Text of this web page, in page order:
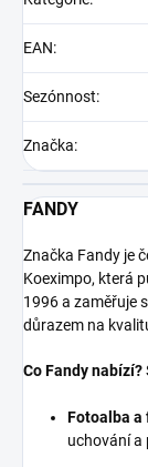
EAN:
Sezónnost:
Značka:
FANDY
Značka Fandy je
Koeximpo, která
1996 a zaměřuje
důrazem na
Co Fandy nabízí?
Fotoalba a
uchování